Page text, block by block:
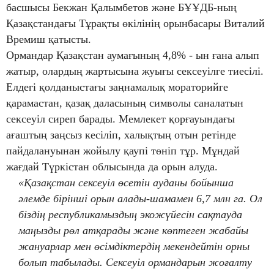
басшысы Бекжан Қалымбетов және БҰҰДБ-ның
Қазақстандағы Тұрақты өкілінің орынбасары Виталий
Времиш қатысты.
Ормандар Қазақстан аумағының 4,8% - ын ғана алып
жатыр, олардың жартысына жуығы сексеуілге тиесілі.
Елдегі қолданыстағы заңнамалық мораторийге
қарамастан, қазақ даласының символы саналатын
сексеуіл сиреп барады. Мемлекет қорғауындағы
ағаштың заңсыз кесіліп, халықтың отын ретінде
пайдалануынан жойылу қаупі төніп тұр. Мұндай
жағдай Түркістан облысында да орын алуда.
«Қазақстан сексеуіл өсетін ауданы бойынша
әлемде бірінші орын алады-шамамен 6,7 млн га. Ол
біздің республикамыздың экожүйесін сақтауда
маңызды рөл атқарады және көптеген жабайы
жануарлар мен өсімдіктердің мекендейтін орны
болып табылады. Сексеуіл ормандарын жоғалту